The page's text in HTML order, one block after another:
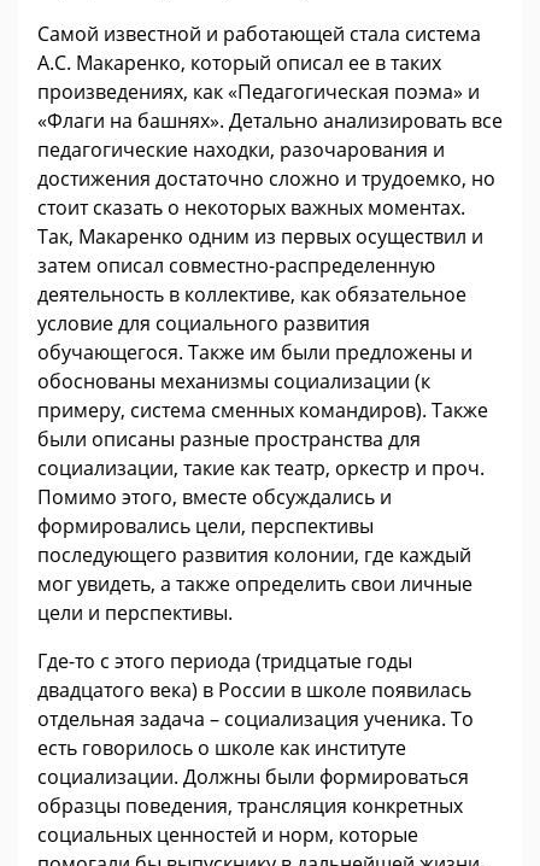
Самой известной и работающей стала система
А.С. Макаренко, который описал ее в таких
произведениях, как «Педагогическая поэма» и
«Флаги на башнях». Детально анализировать все
педагогические находки, разочарования и
достижения достаточно сложно и трудоемко, но
стоит сказать о некоторых важных моментах.
Так, Макаренко одним из первых осуществил и
затем описал совместно-распределенную
деятельность в коллективе, как обязательное
условие для социального развития
обучающегося. Также им были предложены и
обоснованы механизмы социализации (к
примеру, система сменных командиров). Также
были описаны разные пространства для
социализации, такие как театр, оркестр и проч.
Помимо этого, вместе обсуждались и
формировались цели, перспективы
последующего развития колонии, где каждый
мог увидеть, а также определить свои личные
цели и перспективы.
Где-то с этого периода (тридцатые годы
двадцатого века) в России в школе появилась
отдельная задача – социализация ученика. То
есть говорилось о школе как институте
социализации. Должны были формироваться
образцы поведения, трансляция конкретных
социальных ценностей и норм, которые